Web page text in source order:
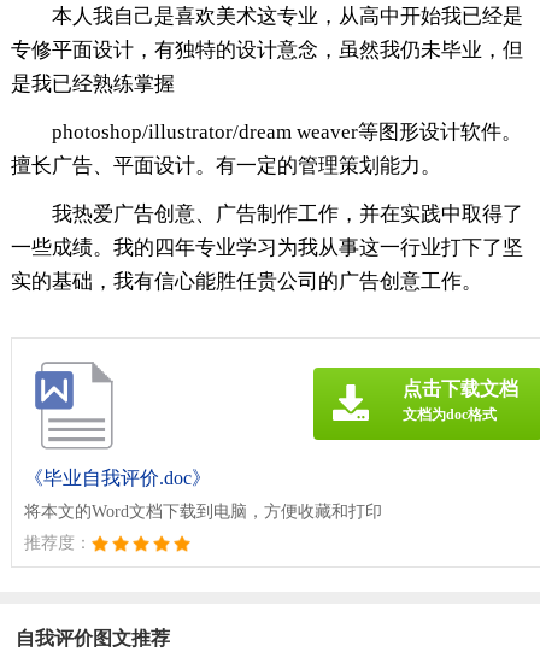
本人我自己是喜欢美术这专业，从高中开始我已经是
专修平面设计，有独特的设计意念，虽然我仍未毕业，但
是我已经熟练掌握
photoshop/illustrator/dream weaver等图形设计软件。
擅长广告、平面设计。有一定的管理策划能力。
我热爱广告创意、广告制作工作，并在实践中取得了
一些成绩。我的四年专业学习为我从事这一行业打下了坚
实的基础，我有信心能胜任贵公司的广告创意工作。
《毕业自我评价.doc》
将本文的Word文档下载到电脑，方便收藏和打印
推荐度：
点击下载文档
文档为doc格式
自我评价图文推荐